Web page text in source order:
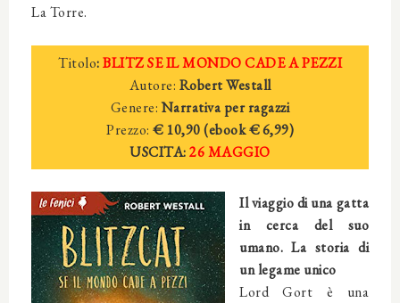
La Torre.
Titolo:BLITZ SE IL MONDO CADE A PEZZI
Autore: Robert Westall
Genere:Narrativa per ragazzi
Prezzo: € 10,90(ebook € 6,99)
USCITA: 26 MAGGIO
Il viaggio di una gatta
in cerca del suo
umano. La storia di
un legame unico
Lord Gort è una